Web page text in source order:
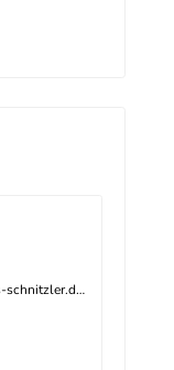
audi-gw@autohaus-schnitzler.dealerdesk.de